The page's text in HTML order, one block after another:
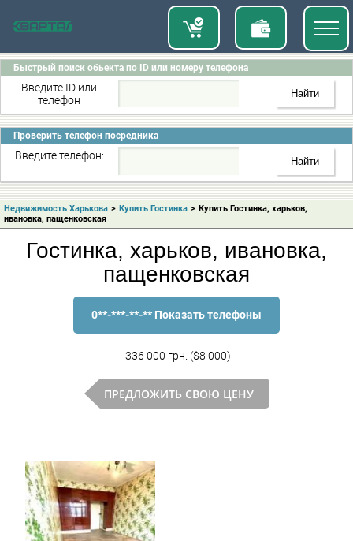
Быстрый поиск обьекта по ID или номеру телефона
Введите ID или
телефон
Проверить телефон посредника
Введите телефон:
Недвижимость Харькова > Купить Гостинка > Купить Гостинка, харьков,
ивановка, пащенковская
Гостинка, харьков, ивановка,
пащенковская
0**-***-**-** Показать телефоны
336 000 грн. ($8 000)
ПРЕДЛОЖИТЬ СВОЮ ЦЕНУ